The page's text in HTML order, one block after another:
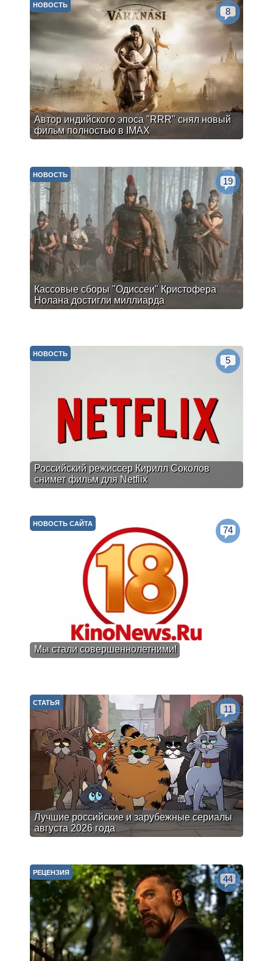
Автор индийского эпоса "RRR" снял новый
фильм полностью в IMAX
НОВОСТЬ
8
Кассовые сборы "Одиссеи" Кристофера
Нолана достигли миллиарда
НОВОСТЬ
19
Российский режиссер Кирилл Соколов
снимет фильм для Netflix
НОВОСТЬ
5
Мы стали совершеннолетними!
НОВОСТЬ САЙТА
74
Лучшие российские и зарубежные сериалы
августа 2026 года
СТАТЬЯ
11
РЕЦЕНЗИЯ
44